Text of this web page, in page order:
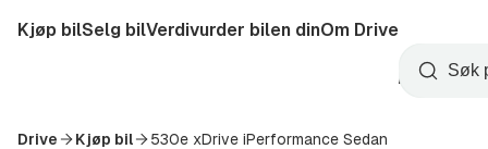
til
Startside
Kjøp bilSelg bilVerdivurder bilen dinOm Drive
Opprett
konto
Søk
Drive Kjøp bil 530e xDrive iPerformance Sedan